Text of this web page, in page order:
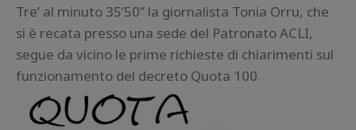
Tre’ al minuto 35’50” la giornalista Tonia Orru, che
si è recata presso una sede del Patronato ACLI,
segue da vicino le prime richieste di chiarimenti sul
funzionamento del decreto Quota 100.